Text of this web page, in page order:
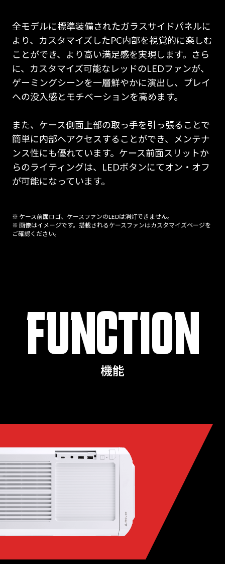
全モデルに標準装備されたガラスサイドパネルに
より、カスタマイズしたPC内部を視覚的に楽しむ
ことができ、より高い満足感を実現します。さら
に、カスタマイズ可能なレッドのLEDファンが、
ゲーミングシーンを一層鮮やかに演出し、プレイ
への没入感とモチベーションを高めます。
また、ケース側面上部の取っ手を引っ張ることで
簡単に内部へアクセスすることができ、メンテナ
ンス性にも優れています。ケース前面スリットか
らのライティングは、LEDボタンにてオン・オフ
が可能になっています。
※ ケース前面ロゴ、ケースファンのLEDは消灯できません。
※ 画像はイメージです。搭載されるケースファンはカスタマイズページを
ご確認ください。
FUNCTION
機能